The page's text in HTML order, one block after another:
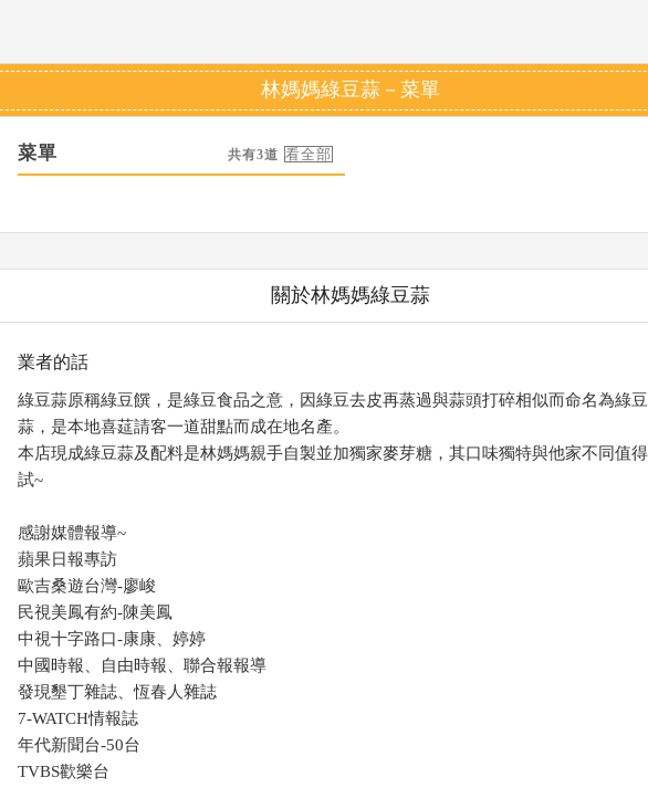
林媽媽綠豆蒜－菜單
菜單 共有3道
關於林媽媽綠豆蒜
業者的話
綠豆蒜原稱綠豆饌，是綠豆食品之意，因綠豆去皮再蒸過與蒜頭打碎相似而命名為綠豆
蒜，是本地喜莚請客一道甜點而成在地名產。
本店現成綠豆蒜及配料是林媽媽親手自製並加獨家麥芽糖，其口味獨特與他家不同值
試~
感謝媒體報導~
蘋果日報專訪
歐吉桑遊台灣-廖峻
民視美鳳有約-陳美鳳
中視十字路口-康康、婷婷
中國時報、自由時報、聯合報報導
發現墾丁雜誌、恆春人雜誌
7-WATCH情報誌
年代新聞台-50台
TVBS歡樂台